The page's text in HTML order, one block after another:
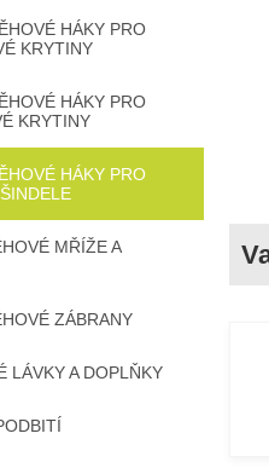
HÁKY PRO
KRYTINY
HÁKY PRO
KRYTINY
HÁKY PRO
MŘÍŽE A
ZÁBRANY
LÁVKY A DOPLŇKY